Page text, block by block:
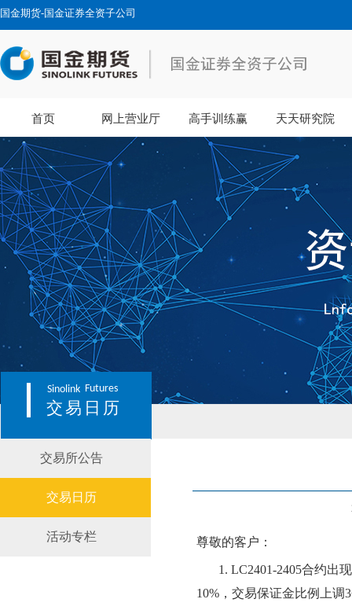
国金期货-国金证券全资子公司
首页 网上营业厅 高手训练赢 天天研究院
Sinolink Futures
交易日历
交易所公告
交易日历
活动专栏 尊敬的客户：
1. LC2401-2405合约出
10%，交易保证金比例 上调3